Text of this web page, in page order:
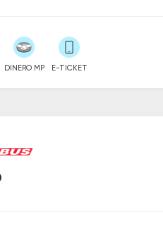
DINERO MP E-TICKET